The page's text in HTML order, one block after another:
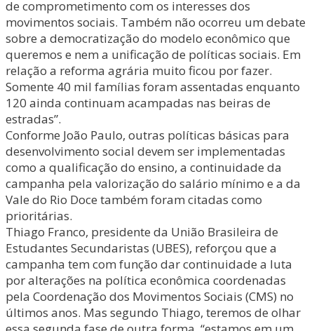
de comprometimento com os interesses dos
movimentos sociais. Também não ocorreu um debate
sobre a democratização do modelo econômico que
queremos e nem a unificação de políticas sociais. Em
relação a reforma agrária muito ficou por fazer.
Somente 40 mil famílias foram assentadas enquanto
120 ainda continuam acampadas nas beiras de
estradas”.
Conforme João Paulo, outras políticas básicas para
desenvolvimento social devem ser implementadas
como a qualificação do ensino, a continuidade da
campanha pela valorização do salário mínimo e a da
Vale do Rio Doce também foram citadas como
prioritárias.
Thiago Franco, presidente da União Brasileira de
Estudantes Secundaristas (UBES), reforçou que a
campanha tem com função dar continuidade a luta
por alterações na política econômica coordenadas
pela Coordenação dos Movimentos Sociais (CMS) no
últimos anos. Mas segundo Thiago, teremos de olhar